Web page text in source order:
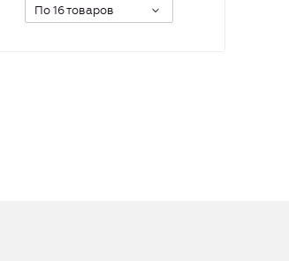
По 16 товаров